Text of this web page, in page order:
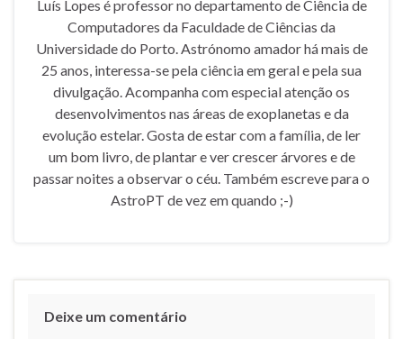
Luís Lopes é professor no departamento de Ciência de
Computadores da Faculdade de Ciências da
Universidade do Porto. Astrónomo amador há mais de
25 anos, interessa-se pela ciência em geral e pela sua
divulgação. Acompanha com especial atenção os
desenvolvimentos nas áreas de exoplanetas e da
evolução estelar. Gosta de estar com a família, de ler
um bom livro, de plantar e ver crescer árvores e de
passar noites a observar o céu. Também escreve para o
AstroPT de vez em quando ;-)
Deixe um comentário